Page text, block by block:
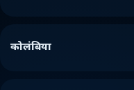
कोलंबिया